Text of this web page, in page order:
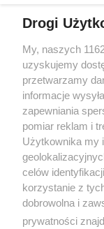
Drogi
My, naszych
uzyskujemy
przetwarzamy
informacje
zapewniania
pomiar reklam i
Użytkownika my
celów
korzystanie z
dobrowolna i
prywatności